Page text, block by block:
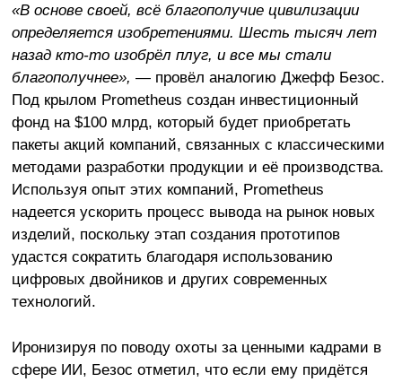
«В основе своей, всё благополучие цивилизации
определяется изобретениями. Шесть тысяч лет
назад кто-то изобрёл плуг, и все мы стали
благополучнее», — провёл аналогию Джефф Безос.
Под крылом Prometheus создан инвестиционный
фонд на $100 млрд, который будет приобретать
пакеты акций компаний, связанных с классическими
методами разработки продукции и её производства.
Используя опыт этих компаний, Prometheus
надеется ускорить процесс вывода на рынок новых
изделий, поскольку этап создания прототипов
удастся сократить благодаря использованию
цифровых двойников и других современных
технологий.
Иронизируя по поводу охоты за ценными кадрами в
сфере ИИ, Безос отметил, что если ему придётся